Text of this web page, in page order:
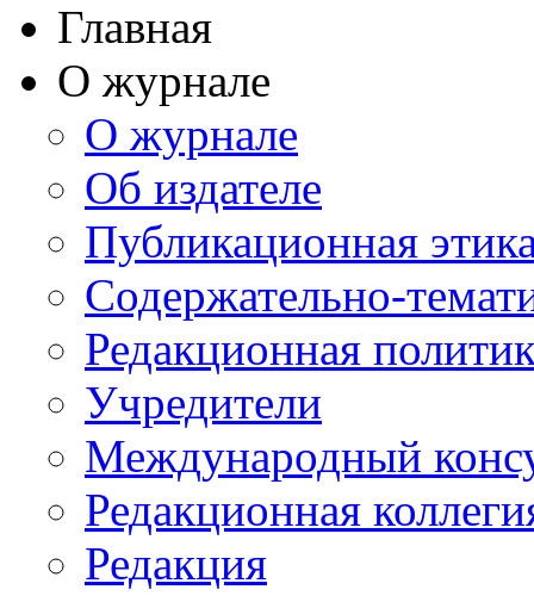
Главная
О журнале
О журнале
Об издателе
Публикационная
Содержательно-
Редакционная
Учредители
Международный
Редакционная
Редакция